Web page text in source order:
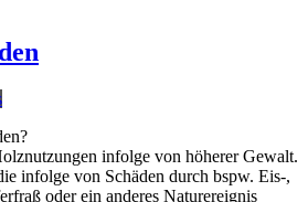
infolge von höherer Gewalt.
infolge von Schäden durch bspw. Eis-,
oder ein anderes Naturereignis